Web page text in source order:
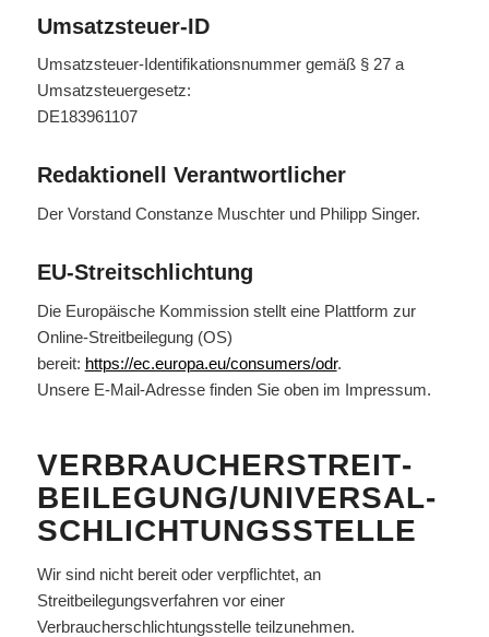
Umsatzsteuer-ID
Umsatzsteuer-Identifikationsnummer gemäß § 27 a
Umsatzsteuergesetz:
DE183961107
Redaktionell Verantwortlicher
Der Vorstand Constanze Muschter und Philipp Singer.
EU-Streitschlichtung
Die Europäische Kommission stellt eine Plattform zur
Online-Streitbeilegung (OS)
bereit: https://ec.europa.eu/consumers/odr.
Unsere E-Mail-Adresse finden Sie oben im Impressum.
VERBRAUCHER­STREIT­
BEILEGUNG/UNIVERSAL­
SCHLICHTUNGS­STELLE
Wir sind nicht bereit oder verpflichtet, an
Streitbeilegungsverfahren vor einer
Verbraucherschlichtungsstelle teilzunehmen.